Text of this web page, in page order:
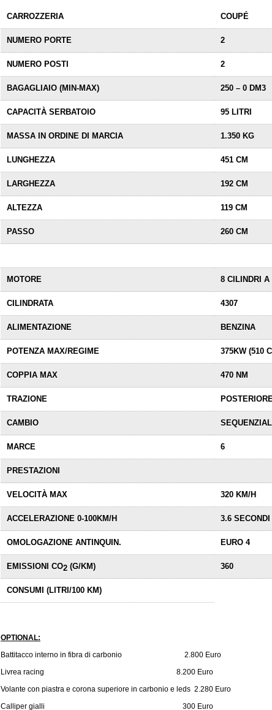
CARROZZERIA COUPÉ
NUMERO PORTE 2
NUMERO POSTI 2
BAGAGLIAIO (MIN-MAX) 250 – 0 DM3
CAPACITÀ SERBATOIO 95 LITRI
MASSA IN ORDINE DI MARCIA 1.350 KG
LUNGHEZZA 451 CM
LARGHEZZA 192 CM
ALTEZZA 119 CM
PASSO 260 CM
MOTORE 8 CILINDRI A
CILINDRATA 4307
ALIMENTAZIONE BENZINA
POTENZA MAX/REGIME 375KW (510
COPPIA MAX 470 NM
TRAZIONE
CAMBIO
MARCE 6
PRESTAZIONI
VELOCITÀ MAX 320 KM/H
ACCELERAZIONE 0-100KM/H 3.6 SECONDI
OMOLOGAZIONE ANTINQUIN. EURO 4
EMISSIONI CO2 (G/KM) 360
CONSUMI (LITRI/100 KM)
OPTIONAL:
Battitacco interno in fibra di carbonio 2.800 Euro
Livrea racing 8.200 Euro
Volante con piastra e corona superiore in carbonio e leds 2.280 Euro
Calliper gialli 300 Euro